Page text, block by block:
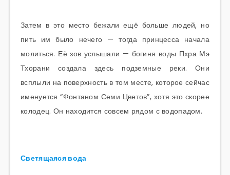
Затем в это место бежали ещё больше людей, но
пить им было нечего — тогда принцесса начала
молиться. Её зов услышали — богиня воды Пхра Мэ
Тхорани создала здесь подземные реки. Они
всплыли на поверхность в том месте, которое сейчас
именуется “Фонтаном Семи Цветов”, хотя это скорее
колодец. Он находится совсем рядом с водопадом.
Светящаяся вода